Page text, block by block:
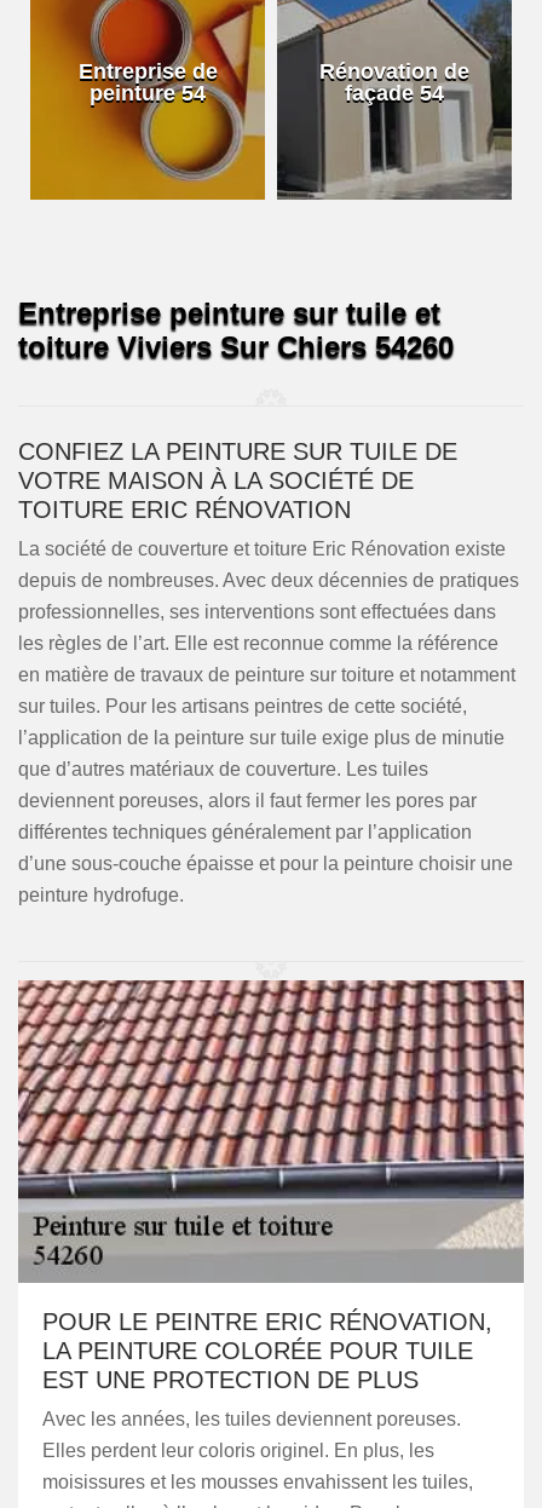
Entreprise de
peinture 54
Rénovation de
façade 54
Entreprise peinture sur tuile et
toiture Viviers Sur Chiers 54260
CONFIEZ LA PEINTURE SUR TUILE DE
VOTRE MAISON À LA SOCIÉTÉ DE
TOITURE ERIC RÉNOVATION
La société de couverture et toiture Eric Rénovation existe
depuis de nombreuses. Avec deux décennies de pratiques
professionnelles, ses interventions sont effectuées dans
les règles de l’art. Elle est reconnue comme la référence
en matière de travaux de peinture sur toiture et notamment
sur tuiles. Pour les artisans peintres de cette société,
l’application de la peinture sur tuile exige plus de minutie
que d’autres matériaux de couverture. Les tuiles
deviennent poreuses, alors il faut fermer les pores par
différentes techniques généralement par l’application
d’une sous-couche épaisse et pour la peinture choisir une
peinture hydrofuge.
POUR LE PEINTRE ERIC RÉNOVATION,
LA PEINTURE COLORÉE POUR TUILE
EST UNE PROTECTION DE PLUS
Avec les années, les tuiles deviennent poreuses.
Elles perdent leur coloris originel. En plus, les
moisissures et les mousses envahissent les tuiles,